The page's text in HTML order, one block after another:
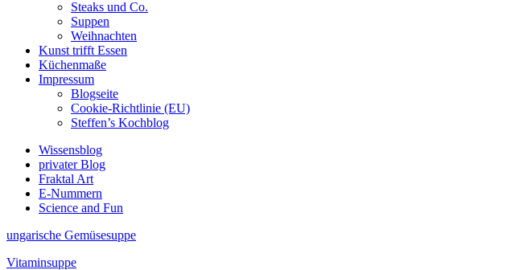
Steaks und Co.
Suppen
Weihnachten
Kunst trifft Essen
Küchenmaße
Impressum
Blogseite
Cookie-Richtlinie (EU)
Steffen’s Kochblog
Wissensblog
privater Blog
Fraktal Art
E-Nummern
Science and Fun
ungarische Gemüsesuppe
Vitaminsuppe